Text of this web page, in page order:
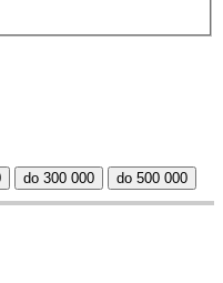
do 300 000 do 500 000